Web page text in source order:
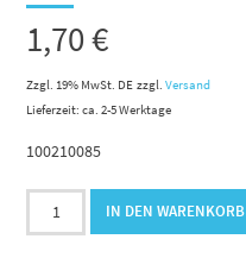
1,70€
Zzgl. 19% MwSt. DE zzgl.Versand
Lieferzeit: ca. 2-5 Werktage
100210085
EV45°-
M8x1k
IN DEN WARENKORB